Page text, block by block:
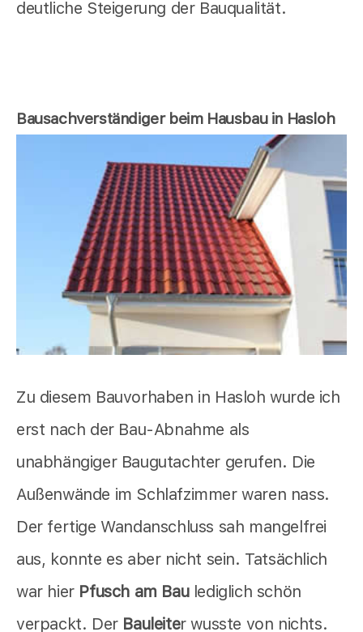
deutliche Steigerung der Bauqualität.
Bausachverständiger beim Hausbau in Hasloh
Zu diesem Bauvorhaben in Hasloh wurde ich
erst nach der Bau-Abnahme als
unabhängiger Baugutachter gerufen. Die
Außenwände im Schlafzimmer waren nass.
Der fertige Wandanschluss sah mangelfrei
aus, konnte es aber nicht sein. Tatsächlich
war hier Pfusch am Baulediglich schön
verpackt. Der Bauleiter wusste von nichts.